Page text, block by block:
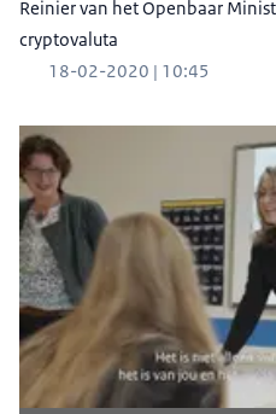
Reinier van het Openbaar
cryptovaluta
18-02-2020 | 10:45